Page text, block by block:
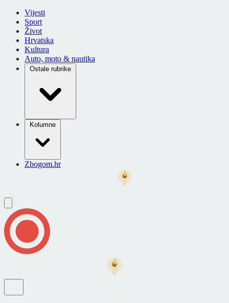
Vijesti
Sport
Život
Hrvatska
Kultura
Auto, moto & nautika
Ostale rubrike
Kolumne
Zbogom.hr